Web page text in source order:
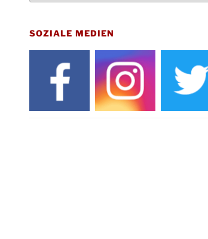
Stadtteilhaus um 16:00 Uhr
12.11.
17:00 Uhr
Gedenkfeier zum Volkstrauertag am
Friedhof Drabenderhöhe um 11:15 Uhr
Basar im Ev. Gemeindehaus von 14-
16:30 Uhr
Katharinenball des Honterus Chors im
SOZIALE MEDIEN